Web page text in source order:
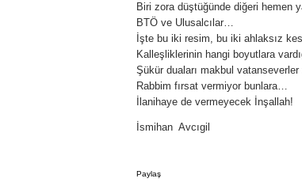
Biri zora düştüğünde diğeri hemen
BTÖ ve Ulusalcılar…
İşte bu iki resim, bu iki ahlaksız
Kalleşliklerinin hangi boyutlara
Şükür duaları makbul
Rabbim fırsat vermiyor bunlara…
İlanihaye de vermeyecek İnşallah!
İsmihan Avcıgil
Paylaş